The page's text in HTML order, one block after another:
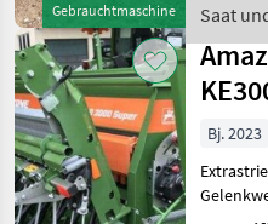
Gebrauchtmaschine
Antrieb:
Saat
Bj. 2023